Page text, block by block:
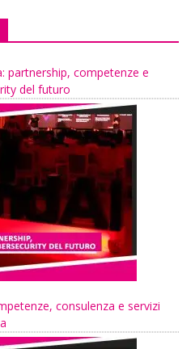
partnership, competenze e
del futuro
consulenza e servizi